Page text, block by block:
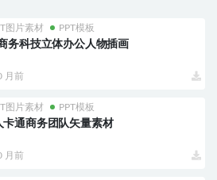
图片素材 PPT模板
务科技立体办公人物插画
月前
图片素材 PPT模板
卡通商务团队矢量素材
月前